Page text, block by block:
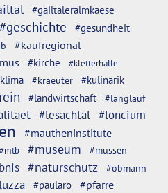
#gailtaleralmkaese
#geschichte #gesundheit
#kaufregional
#kirche #kletterhalle
#kraeuter #kulinarik
#landwirtschaft #langlauf
#lesachtal #loncium
#mautheninstitute
#mtb #museum #mussen
#naturschutz #obmann
#paularo #pfarre